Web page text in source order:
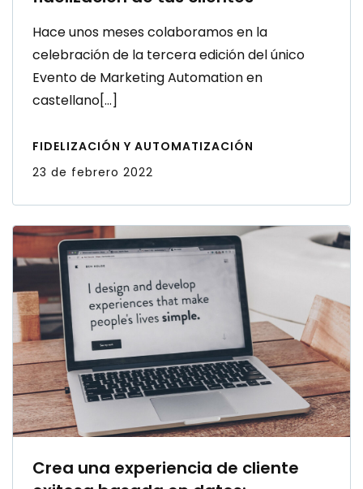
Crea una experiencia de cliente
exitosa basada en datos:
personalización y automatización
La experiencia de cliente se basa en todas las
interacciones de un cliente con una marca a
lo largo del tiempo, construyendo así una
percepción determinada sobre la misma en la
mente del consumidor.[…]
FIDELIZACIÓN Y AUTOMATIZACIÓN